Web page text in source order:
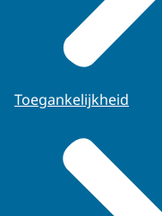
Toegankelijkheid